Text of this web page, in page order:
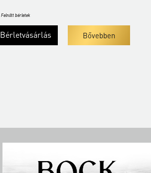
Felnőtt bérletek
Bérletvásárlás Bővebben